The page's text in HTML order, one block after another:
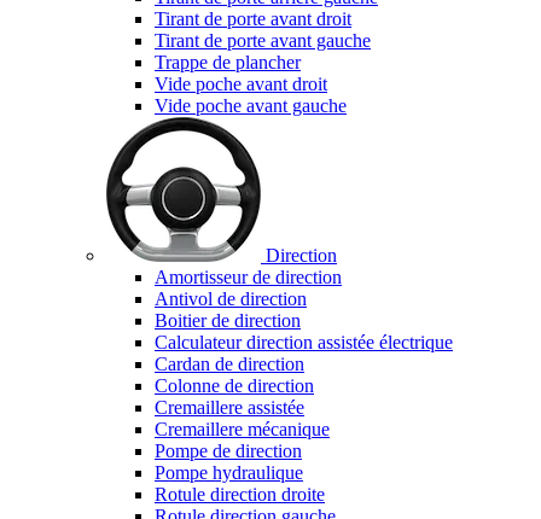
Tirant de porte avant droit
Tirant de porte avant gauche
Trappe de plancher
Vide poche avant droit
Vide poche avant gauche
Direction
Amortisseur de direction
Antivol de direction
Boitier de direction
Calculateur direction assistée électrique
Cardan de direction
Colonne de direction
Cremaillere assistée
Cremaillere mécanique
Pompe de direction
Pompe hydraulique
Rotule direction droite